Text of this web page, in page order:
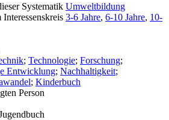
Systematik Umweltbildung
Interessenskreis 3-6 Jahre, 6-10 Jahre, 10-
; Technologie; Forschung;
Entwicklung; Nachhaltigkeit;
; Kinderbuch
Person